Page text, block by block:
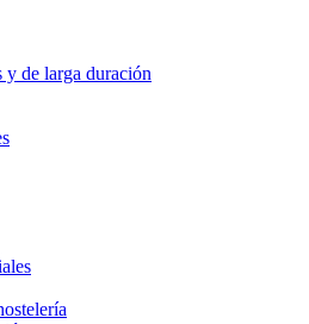
y de larga duración